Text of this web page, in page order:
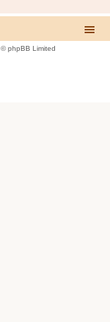
phpBB Limited